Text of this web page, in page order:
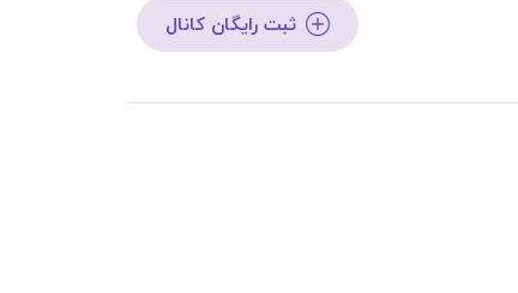
ثبت رایگان کانال